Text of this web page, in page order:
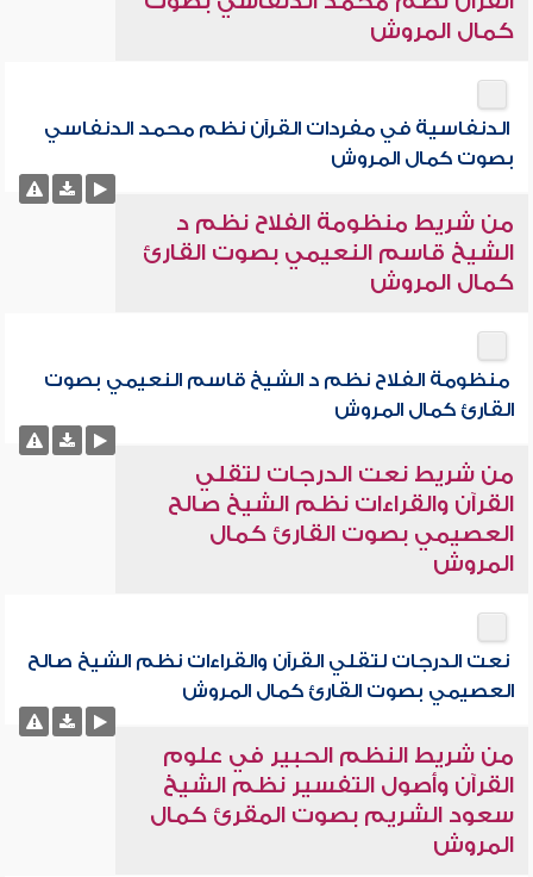
كمال المروش
الدنفاسية في مفردات القرآن نظم محمد الدنفاسي
بصوت كمال المروش
من شريط منظومة الفلاح نظم د
الشيخ قاسم النعيمي بصوت القارئ
كمال المروش
منظومة الفلاح نظم د الشيخ قاسم النعيمي بصوت
القارئ كمال المروش
من شريط نعت الدرجات لتقلي
القرآن والقراءات نظم الشيخ صالح
العصيمي بصوت القارئ كمال
المروش
نعت الدرجات لتقلي القرآن والقراءات نظم الشيخ صالح
العصيمي بصوت القارئ كمال المروش
من شريط النظم الحبير في علوم
القرآن وأصول التفسير نظم الشيخ
سعود الشريم بصوت المقرئ كمال
المروش